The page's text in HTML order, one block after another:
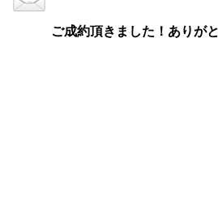
ご成約頂きました！ありが